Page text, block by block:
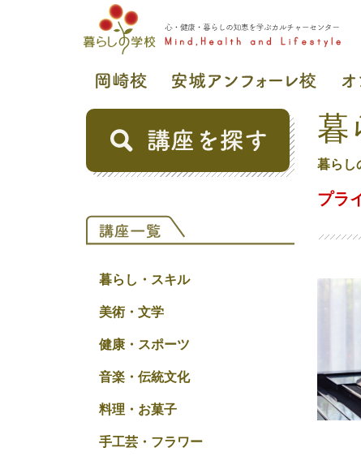
暮らし・スキル
美術・文学
健康・スポーツ
音楽・伝統文化
料理・お菓子
手工芸・フラワー
暮
暮らし
プラ